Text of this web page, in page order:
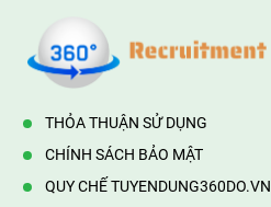
THỎA THUẬN SỬ DỤNG
CHÍNH SÁCH BẢO MẬT
QUY CHẾ TUYENDUNG360DO.VN